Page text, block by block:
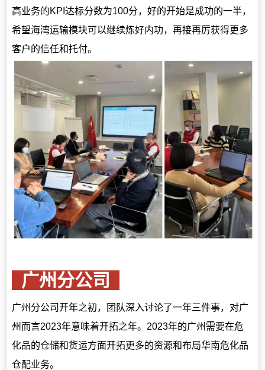
高业务的KPI达标分数为100分，好的开始是成功的一半，
希望海湾运输模块可以继续炼好内功，再接再厉获得更多
客户的信任和托付。
广州分公司
广州分公司开年之初，团队深入讨论了一年三件事，对广
州而言2023年意味着开拓之年。2023年的广州需要在危
化品的仓储和货运方面开拓更多的资源和布局华南危化品
仓配业务。